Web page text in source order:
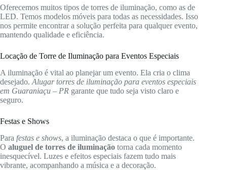
Oferecemos muitos tipos de torres de iluminação, como as de
LED. Temos modelos móveis para todas as necessidades. Isso
nos permite encontrar a solução perfeita para qualquer evento,
mantendo qualidade e eficiência.
Locação de Torre de Iluminação para Eventos Especiais
A iluminação é vital ao planejar um evento. Ela cria o clima
desejado. Alugar torres de iluminação para eventos especiais
em Guaraniaçu – PR garante que tudo seja visto claro e
seguro.
Festas e Shows
Para festas e shows, a iluminação destaca o que é importante.
O aluguel de torres de iluminação torna cada momento
inesquecível. Luzes e efeitos especiais fazem tudo mais
vibrante, acompanhando a música e a decoração.